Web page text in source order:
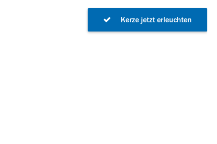
Kerze jetzt erleuchten